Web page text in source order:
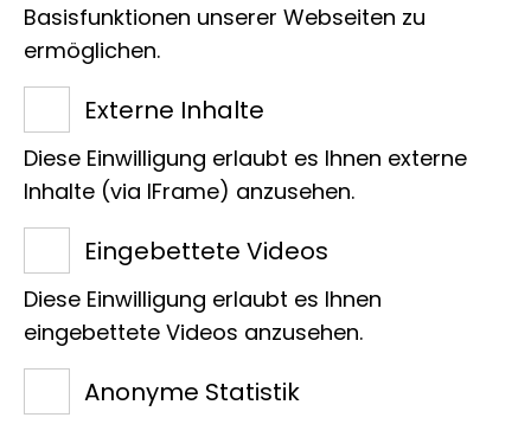
Museum Koenig Bonn
Willkommen
Natur verstehen – Forschung
erleben
Besuch planen
Basisfunktionen unserer Webseiten zu
ermöglichen.
Externe Inhalte
Diese Einwilligung erlaubt es Ihnen externe
Inhalte (via IFrame) anzusehen.
Eingebettete Videos
Diese Einwilligung erlaubt es Ihnen
eingebettete Videos anzusehen.
Anonyme Statistik